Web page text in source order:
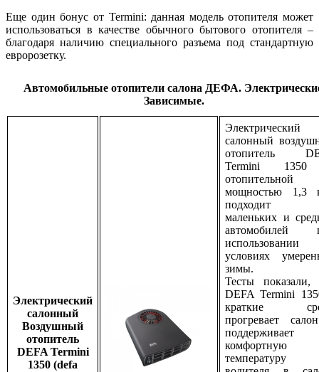
Еще один бонус от Termini: данная модель отопителя может
использоваться в качестве обычного бытового отопителя –
благодаря наличию специального разъема под стандартную
евророзетку.
Автомобильные отопители салона ДЕФА.
Зависимые.
Электрический
салонный
Воздушный
отопитель
DEFA Termini
1350 (defa
Электрический
салонный
отопитель
Termini
отопительной
мощностью 1,3
подходит
маленьких и
автомобилей
условиях
зимы.
Тесты показали,
DEFA Termini
краткие
прогревает
поддерживает
комфортную
температуру